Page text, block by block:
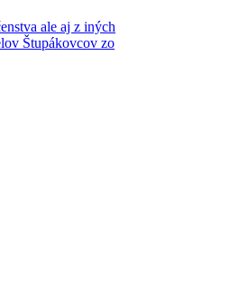
ale aj z iných
Štupákovcov zo